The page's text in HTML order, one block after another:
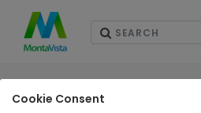
Cookie Consent